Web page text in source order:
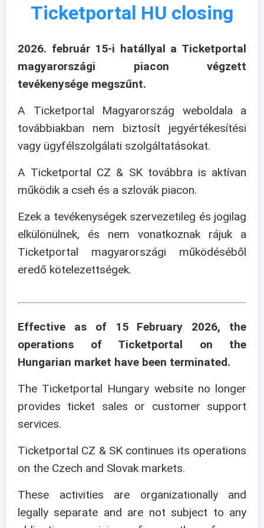
Ticketportal HU closing
2026. február 15-i hatállyal a Ticketportal
magyarországi piacon végzett
tevékenysége megszűnt.
A Ticketportal Magyarország weboldala a
továbbiakban nem biztosít jegyértékesítési
vagy ügyfélszolgálati szolgáltatásokat.
A Ticketportal CZ & SK továbbra is aktívan
működik a cseh és a szlovák piacon.
Ezek a tevékenységek szervezetileg és jogilag
elkülönülnek, és nem vonatkoznak rájuk a
Ticketportal magyarországi működéséből
eredő kötelezettségek.
Effective as of 15 February 2026, the
operations of Ticketportal on the
Hungarian market have been terminated.
The Ticketportal Hungary website no longer
provides ticket sales or customer support
services.
Ticketportal CZ & SK continues its operations
on the Czech and Slovak markets.
These activities are organizationally and
legally separate and are not subject to any